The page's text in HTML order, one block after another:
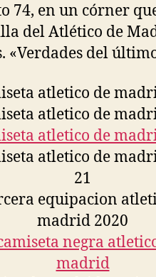
74, en un córner
del Atlético de
«Verdades del